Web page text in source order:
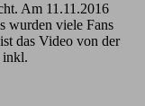
Am 11.11.2016
wurden viele Fans
das Video von der
inkl.